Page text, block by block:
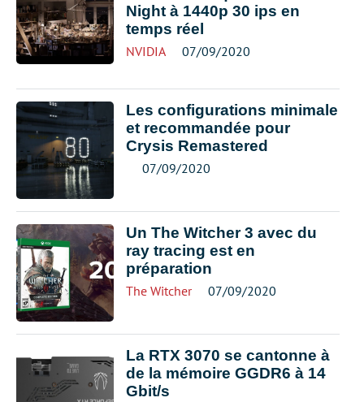
Night à 1440p 30 ips en
temps réel
NVIDIA 07/09/2020
Les configurations minimale
et recommandée pour
Crysis Remastered
07/09/2020
Un The Witcher 3 avec du
ray tracing est en
préparation
The Witcher 07/09/2020
La RTX 3070 se cantonne à
de la mémoire GGDR6 à 14
Gbit/s